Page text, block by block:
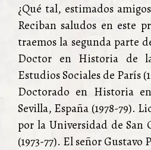
¿Qué tal, estimados
Reciban saludos en este
traemos la segunda parte
Doctor en Historia de
Estudios Sociales de París
Doctorado en Historia
Sevilla, España (1978-79).
por la Universidad de San
(1973-77). El señor Gustavo